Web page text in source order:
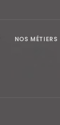
NOS MÉTIERS